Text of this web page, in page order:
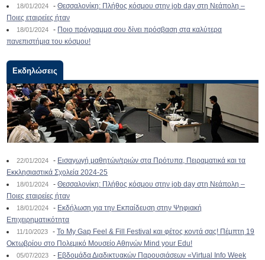
18/01/2024 -Θεσσαλονίκη: Πλήθος κόσμου στην job day στη Νεάπολη –
Ποιες εταιρείες ήταν
18/01/2024 - Ποιο πρόγραμμα σου δίνει πρόσβαση στα καλύτερα
πανεπιστήμια του κόσμου!
Εκδηλώσεις
22/01/2024 - Εισαγωγή μαθητών/τριών στα Πρότυπα, Πειραματικά και τα
Εκκλησιαστικά Σχολεία 2024-25
18/01/2024 -Θεσσαλονίκη: Πλήθος κόσμου στην job day στη Νεάπολη –
Ποιες εταιρείες ήταν
18/01/2024 - Εκδήλωση για την Εκπαίδευση στην Ψηφιακή
Επιχειρηματικότητα
11/10/2023 -To My Gap Feel & Fill Festival και φέτος κοντά σας! Πέμπτη 19
Οκτωβρίου στο Πολεμικό Μουσείο Αθηνών Mind your Edu!
05/07/2023 - Εβδομάδα Διαδικτυακών Παρουσιάσεων «Virtual Info Week